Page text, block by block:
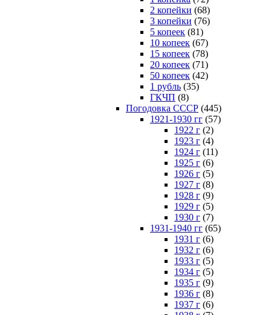
2 копейки (68)
3 копейки (76)
5 копеек (81)
10 копеек (67)
15 копеек (78)
20 копеек (71)
50 копеек (42)
1 рубль (35)
ГКЧП (8)
Погодовка СССР (445)
1921-1930 гг (57)
1922 г (2)
1923 г (4)
1924 г (11)
1925 г (6)
1926 г (5)
1927 г (8)
1928 г (9)
1929 г (5)
1930 г (7)
1931-1940 гг (65)
1931 г (6)
1932 г (6)
1933 г (5)
1934 г (5)
1935 г (9)
1936 г (8)
1937 г (6)